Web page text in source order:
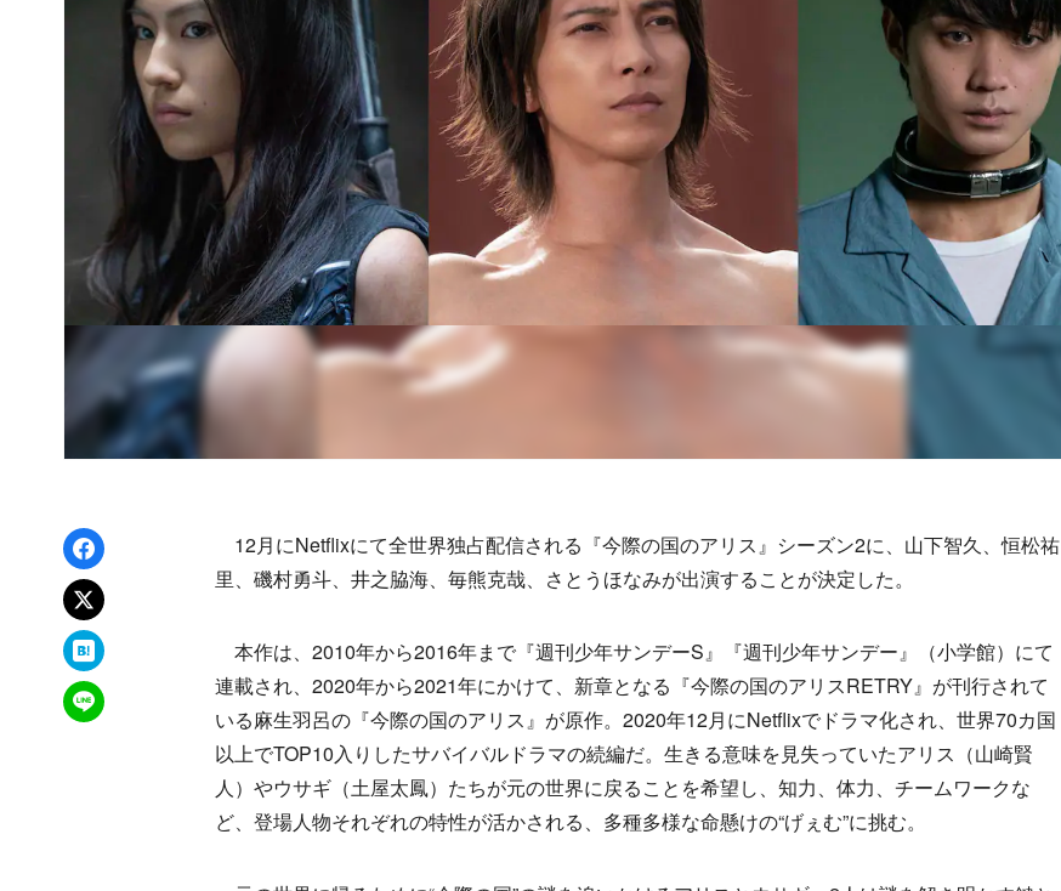
Facebookでシェア
xでポスト
はてなブックマーク
LINEで送る
12月にNetflixにて全世界独占配信される『今際の国のアリス』シーズン2に、山下智久、恒松祐
里、磯村勇斗、井之脇海、毎熊克哉、さとうほなみが出演することが決定した。
本作は、2010年から2016年まで『週刊少年サンデーS』『週刊少年サンデー』（小学館）にて
連載され、2020年から2021年にかけて、新章となる『今際の国のアリスRETRY』が刊行されて
いる麻生羽呂の『今際の国のアリス』が原作。2020年12月にNetflixでドラマ化され、世界70カ国
以上でTOP10入りしたサバイバルドラマの続編だ。生きる意味を見失っていたアリス（山崎賢
人）やウサギ（土屋太鳳）たちが元の世界に戻ることを希望し、知力、体力、チームワークな
ど、登場人物それぞれの特性が活かされる、多種多様な命懸けの“げぇむ”に挑む。